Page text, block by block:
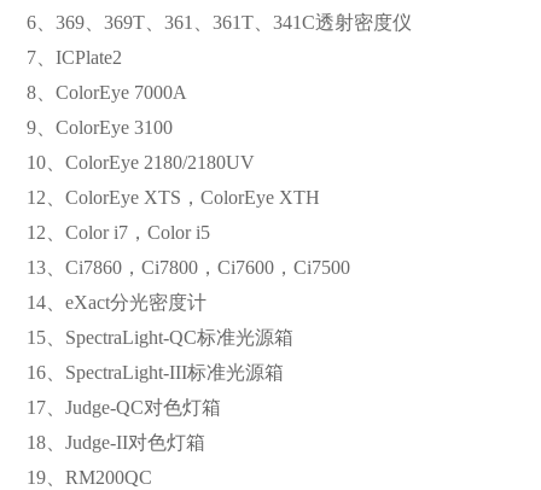
6、369、369T、361、361T、341C透射密度仪
7、ICPlate2
8、ColorEye 7000A
9、ColorEye 3100
10、ColorEye 2180/2180UV
12、ColorEye XTS，ColorEye XTH
12、Color i7，Color i5
13、Ci7860，Ci7800，Ci7600，Ci7500
14、eXact分光密度计
15、SpectraLight-QC标准光源箱
16、SpectraLight-III标准光源箱
17、Judge-QC对色灯箱
18、Judge-II对色灯箱
19、RM200QC